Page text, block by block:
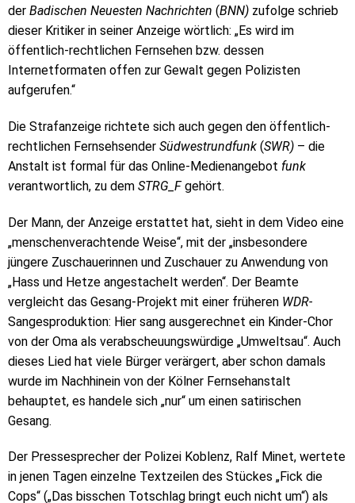
der Badischen Neuesten Nachrichten (BNN) zufolge schrieb
dieser Kritiker in seiner Anzeige wörtlich: „Es wird im
öffentlich-rechtlichen Fernsehen bzw. dessen
Internetformaten offen zur Gewalt gegen Polizisten
aufgerufen.“
Die Strafanzeige richtete sich auch gegen den öffentlich-
rechtlichen Fernsehsender Südwestrundfunk (SWR) – die
Anstalt ist formal für das Online-Medienangebot funk
verantwortlich, zu dem STRG_Fgehört.
Der Mann, der Anzeige erstattet hat, sieht in dem Video eine
„menschenverachtende Weise“, mit der „insbesondere
jüngere Zuschauerinnen und Zuschauer zu Anwendung von
„Hass und Hetze angestachelt werden“. Der Beamte
vergleicht das Gesang-Projekt mit einer früheren WDR-
Sangesproduktion: Hier sang ausgerechnet ein Kinder-Chor
von der Oma als verabscheuungswürdige „Umweltsau“. Auch
dieses Lied hat viele Bürger verärgert, aber schon damals
wurde im Nachhinein von der Kölner Fernsehanstalt
behauptet, es handele sich „nur“ um einen satirischen
Gesang.
Der Pressesprecher der Polizei Koblenz, Ralf Minet, wertete
in jenen Tagen einzelne Textzeilen des Stückes „Fick die
Cops“ („Das bisschen Totschlag bringt euch nicht um“) als